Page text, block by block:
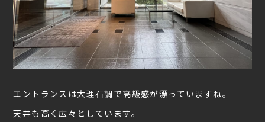
エントランスは大理石調で高級感が漂っていますね。
天井も高く広々としています。